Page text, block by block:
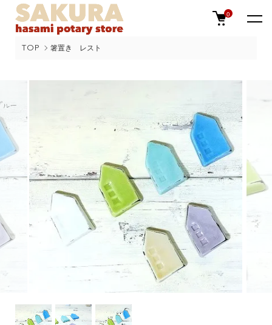
0
TOP 箸置き レスト